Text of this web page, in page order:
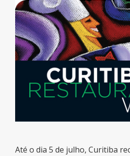
Até o dia 5 de julho, Curitiba